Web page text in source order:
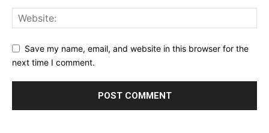
Save my name, email, and website in this browser for the
next time I comment.